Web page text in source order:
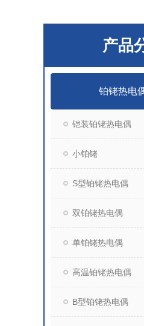
产品
铂铑热电
铠装铂铑热电偶
小铂铑
S型铂铑热电偶
双铂铑热电偶
单铂铑热电偶
高温铂铑热电偶
B型铂铑热电偶